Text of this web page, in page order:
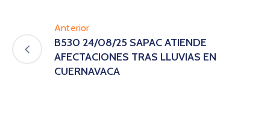
Anterior
B530 24/08/25 SAPAC ATIENDE
AFECTACIONES TRAS LLUVIAS EN
CUERNAVACA